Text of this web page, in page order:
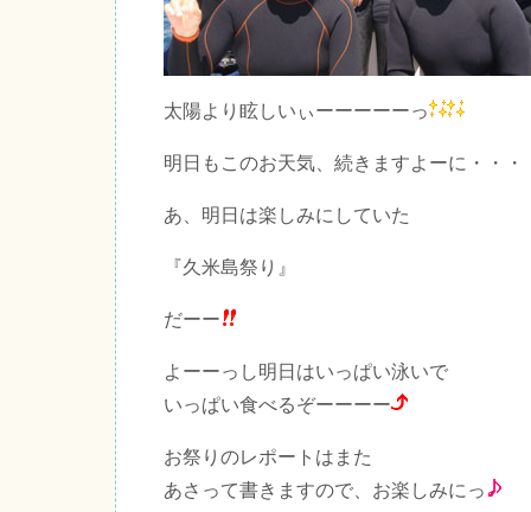
太陽より眩しいぃーーーーーっ
明日もこのお天気、続きますよーに・・・
あ、明日は楽しみにしていた
『久米島祭り』
だーー
よーーっし明日はいっぱい泳いで
いっぱい食べるぞーーーー
お祭りのレポートはまた
あさって書きますので、お楽しみにっ